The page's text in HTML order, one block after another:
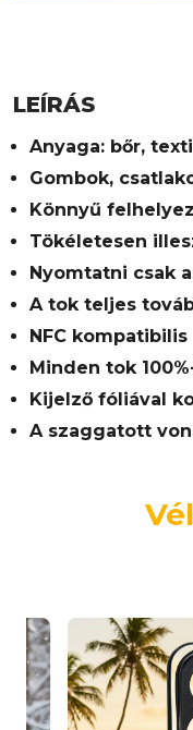
LEÍRÁS
Anyaga: bőr,
Gombok,
Könnyű
Tökéletesen
Nyomtatni csak
A tok teljes
NFC kompatibilis
Minden tok
Kijelző fóliával
A szaggatott